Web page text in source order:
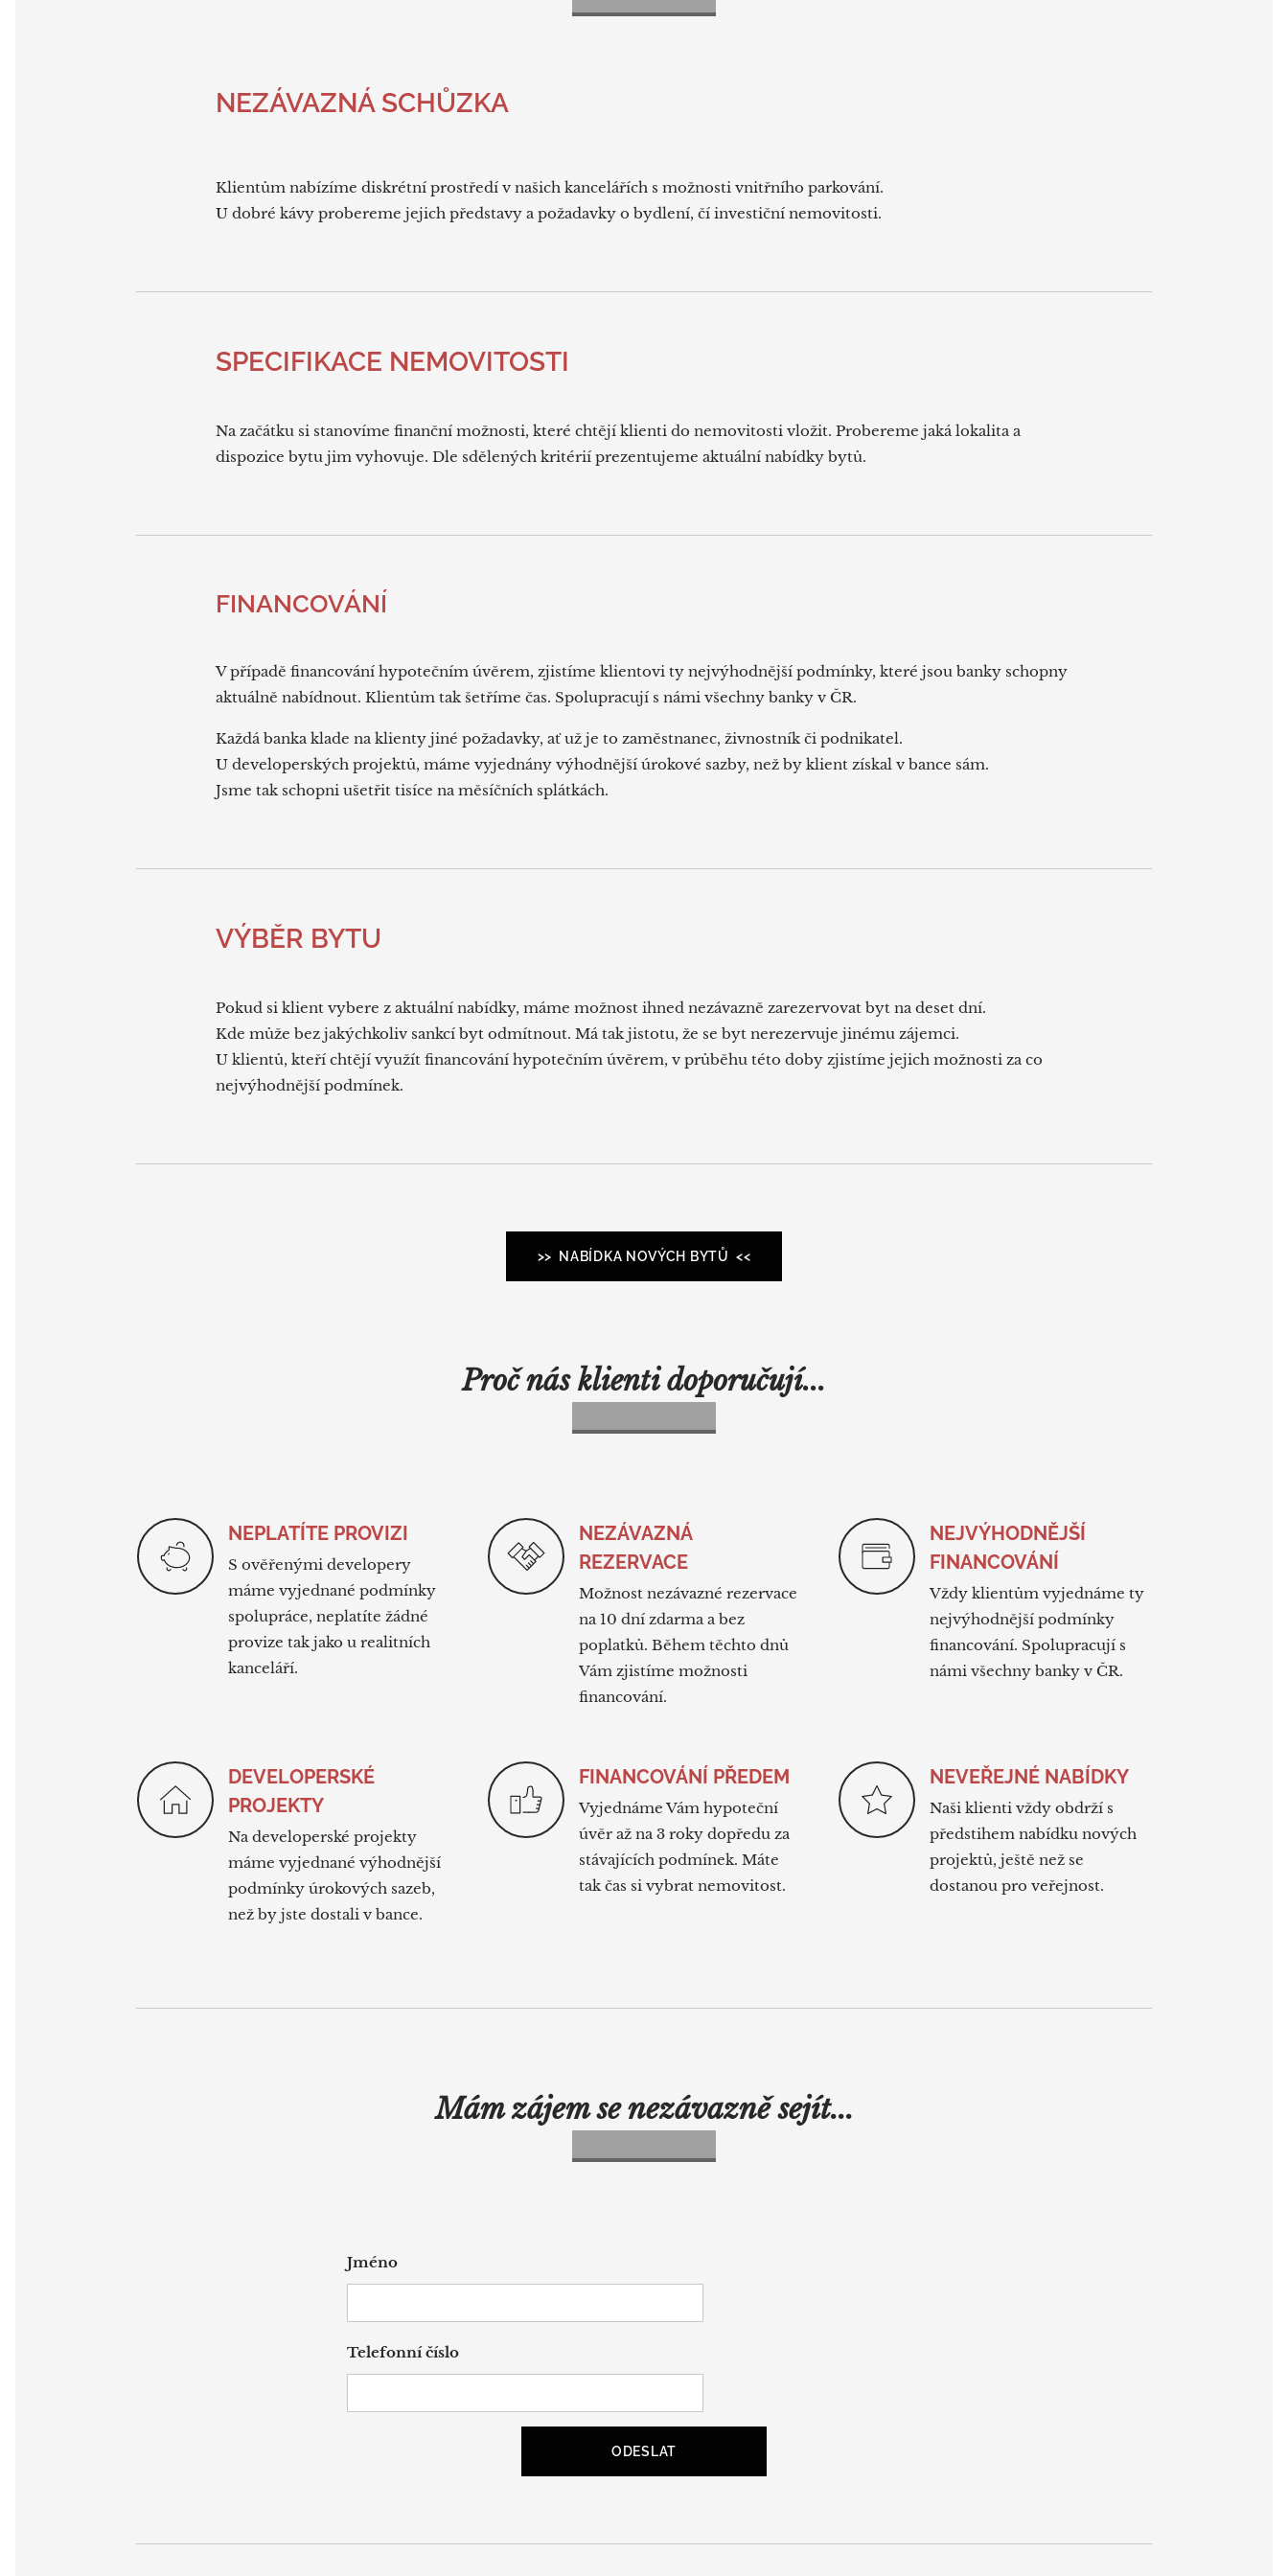
NEZÁVAZNÁ SCHŮZKA
Klientům nabízíme diskrétní prostředí v našich kancelářích s možnosti vnitřního parkování.
U dobré kávy probereme jejich představy a požadavky o bydlení, čí investiční nemovitosti.
SPECIFIKACE NEMOVITOSTI
Na začátku si stanovíme finanční možnosti, které chtějí klienti do nemovitosti vložit. Probereme jaká lokalita a
dispozice bytu jim vyhovuje. Dle sdělených kritérií prezentujeme aktuální nabídky bytů.
FINANCOVÁNÍ
V případě financování hypotečním úvěrem, zjistíme klientovi ty nejvýhodnější podmínky, které jsou banky schopny
aktuálně nabídnout. Klientům tak šetříme čas. Spolupracují s námi všechny banky v ČR.
Každá banka klade na klienty jiné požadavky, ať už je to zaměstnanec, živnostník či podnikatel.
U developerských projektů, máme vyjednány výhodnější úrokové sazby, než by klient získal v bance sám.
Jsme tak schopni ušetřit tisíce na měsíčních splátkách.
VÝBĚR BYTU
Pokud si klient vybere z aktuální nabídky, máme možnost ihned nezávazně zarezervovat byt na deset dní.
Kde může bez jakýchkoliv sankcí byt odmítnout. Má tak jistotu, že se byt nerezervuje jinému zájemci.
U klientů, kteří chtějí využít financování hypotečním úvěrem, v průběhu této doby zjistíme jejich možnosti za co
nejvýhodnější podmínek.
>> NABÍDKA NOVÝCH BYTŮ <<
Proč nás klienti doporučují...
NEPLATÍTE PROVIZI
S ověřenými developery
máme vyjednané podmínky
spolupráce, neplatíte žádné
provize tak jako u realitních
kanceláří.
NEZÁVAZNÁ
REZERVACE
Možnost nezávazné rezervace
na 10 dní zdarma a bez
poplatků. Během těchto dnů
Vám zjistíme možnosti
financování.
NEJVÝHODNĚJŠÍ
FINANCOVÁNÍ
Vždy klientům vyjednáme ty
nejvýhodnější podmínky
financování. Spolupracují s
námi všechny banky v ČR.
DEVELOPERSKÉ
PROJEKTY
Na developerské projekty
máme vyjednané výhodnější
podmínky úrokových sazeb,
než by jste dostali v bance.
FINANCOVÁNÍ PŘEDEM
Vyjednáme Vám hypoteční
úvěr až na 3 roky dopředu za
stávajících podmínek. Máte
tak čas si vybrat nemovitost.
NEVEŘEJNÉ NABÍDKY
Naši klienti vždy obdrží s
předstihem nabídku nových
projektů, ještě než se
dostanou pro veřejnost.
Mám zájem se nezávazně sejít...
Jméno
Telefonní číslo
ODESLAT